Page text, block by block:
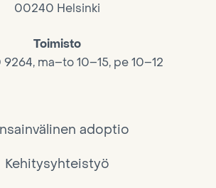
00240 Helsinki
Toimisto
ma–to 10–15, pe 10–12
adoptio
Kehitysyhteistyö